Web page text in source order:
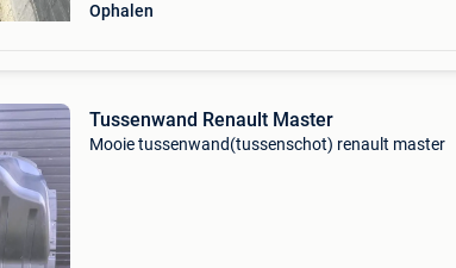
Ophalen
Tussenwand Renault Master
Mooie tussenwand(tussenschot) renault master